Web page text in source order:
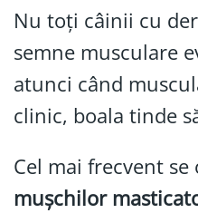
Nu toți câinii cu
semne musculare
atunci când
clinic, boala tinde
Cel mai frecvent se
mușchilor